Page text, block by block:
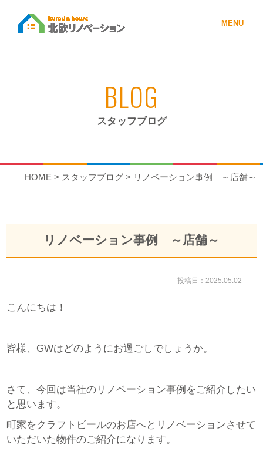
MENU
BLOG
スタッフブログ
HOME > スタッフブログ> リノベーション事例 ～店舗～
リノベーション事例 ～店舗～
投稿日：2025.05.02
こんにちは！
皆様、GWはどのようにお過ごしでしょうか。
さて、今回は当社のリノベーション事例をご紹介したい
と思います。
町家をクラフトビールのお店へとリノベーションさせて
いただいた物件のご紹介になります。